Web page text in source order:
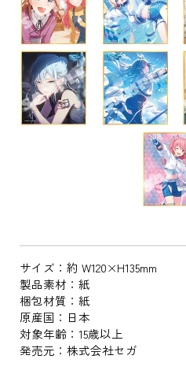
サイズ：約 W120×H135mm
製品素材：紙
梱包材質：紙
原産国：日本
対象年齢：15歳以上
発売元：株式会社セガ